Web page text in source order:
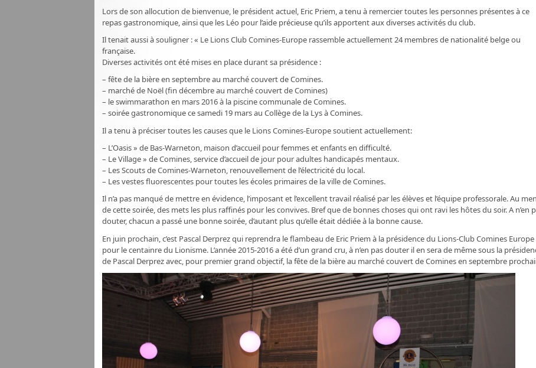
Lors de son allocution de bienvenue, le président actuel, Eric Priem, a tenu à remercier toutes les personnes présentes à ce
repas gastronomique, ainsi que les Léo pour l’aide précieuse qu’ils apportent aux diverses activités du club.
Il tenait aussi à souligner : « Le Lions Club Comines-Europe rassemble actuellement 24 membres de nationalité belge ou
française.
Diverses activités ont été mises en place durant sa présidence :
– fête de la bière en septembre au marché couvert de Comines.
– marché de Noël (fin décembre au marché couvert de Comines)
– le swimmarathon en mars 2016 à la piscine communale de Comines.
– soirée gastronomique ce samedi 19 mars au Collège de la Lys à Comines.
Il a tenu à préciser toutes les causes que le Lions Comines-Europe soutient actuellement:
– L’Oasis » de Bas-Warneton, maison d’accueil pour femmes et enfants en difficulté.
– Le Village » de Comines, service d’accueil de jour pour adultes handicapés mentaux.
– Les Scouts de Comines-Warneton, renouvellement de l’électricité du local.
– Les vestes fluorescentes pour toutes les écoles primaires de la ville de Comines.
Il n’a pas manqué de mettre en évidence, l’imposant et l’excellent travail réalisé par les élèves et l’équipe professorale. Au
de cette soirée, des mets les plus raffinés pour les convives. Bref que de bonnes choses qui ont ravi les hôtes du soir. A n’en
douter, chacun a passé une bonne soirée, d’autant plus qu’elle était dédiée à la bonne cause.
En juin prochain, c’est Pascal Derprez qui reprendra le flambeau de Eric Priem à la présidence du Lions-Club Comines Europe
pour le centainre du Lionisme. L’année 2015-2016 a été d’un grand cru, à n’en pas douter il en sera de même sous la
de Pascal Derprez avec, pour premier grand objectif, la fête de la bière au marché couvert de Comines en septembre